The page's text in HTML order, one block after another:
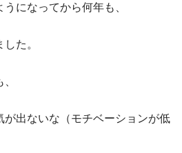
になってから何年も、
た。
が出ないな（モチベーションが低